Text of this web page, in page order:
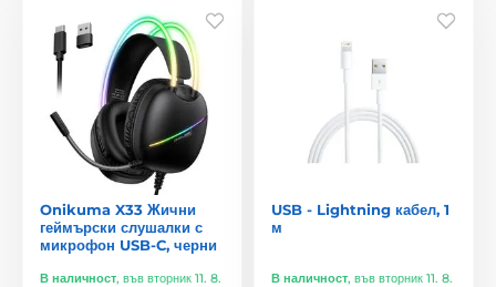
Onikuma X33 Жични
геймърски слушалки с
микрофон USB-C, черни
В наличност, във вторник 11. 8.
USB - Lightning кабел, 1
м
В наличност, във вторник 11. 8.